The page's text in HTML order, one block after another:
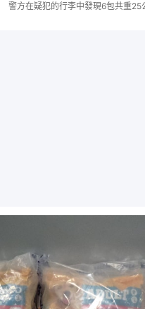
警方在疑犯的行李中發現6包共重25